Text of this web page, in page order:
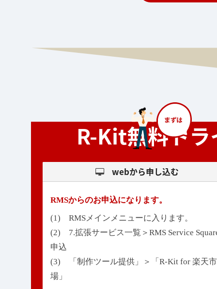
R-Kit無料ト
webから申し込む
RMSからのお申込になります。
(1) RMSメインメニューに入ります。
(2) 7.拡張サービス一覧＞RMS Service
申込
(3) 「制作ツール提供」＞「R-Kit for 楽天市
場」